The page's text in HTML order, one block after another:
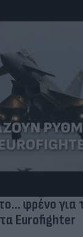
φρένο για
Eurofighter